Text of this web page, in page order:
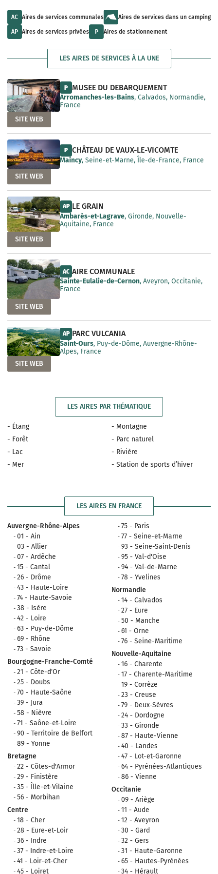
i
l
b
l
t
s
v
a
a
e
l
t
a
v
l
l
e
AC Aires de services communales Aires de services dans un camping
AP Aires de services privées P Aires de stationnement
LES AIRES DE SERVICES À LA UNE
P MUSEE DU DEBARQUEMENT
Arromanches-les-Bains, Calvados, Normandie,
France
SITE WEB
P CHÂTEAU DE VAUX-LE-VICOMTE
Maincy, Seine-et-Marne, Île-de-France, France
SITE WEB
AP LE GRAIN
Ambarès-et-Lagrave, Gironde, Nouvelle-
Aquitaine, France
SITE WEB
AC AIRE COMMUNALE
Sainte-Eulalie-de-Cernon, Aveyron, Occitanie,
France
SITE WEB
AP PARC VULCANIA
Saint-Ours, Puy-de-Dôme, Auvergne-Rhône-
Alpes, France
SITE WEB
LES AIRES PAR THÉMATIQUE
- Étang
- Forêt
- Lac
- Mer
- Montagne
- Parc naturel
- Rivière
- Station de sports d’hiver
LES AIRES EN FRANCE
Auvergne-Rhône-Alpes
01 - Ain
03 - Allier
07 - Ardêche
15 - Cantal
26 - Drôme
43 - Haute-Loire
74 - Haute-Savoie
38 - Isère
42 - Loire
63 - Puy-de-Dôme
69 - Rhône
73 - Savoie
Bourgogne-Franche-Comté
21 - Côte-d'Or
25 - Doubs
70 - Haute-Saône
39 - Jura
58 - Nièvre
71 - Saône-et-Loire
90 - Territoire de Belfort
89 - Yonne
Bretagne
22 - Côtes-d'Armor
29 - Finistère
35 - Îlle-et-Vilaine
56 - Morbihan
Centre
18 - Cher
28 - Eure-et-Loir
36 - Indre
37 - Indre-et-Loire
41 - Loir-et-Cher
45 - Loiret
75 - Paris
77 - Seine-et-Marne
93 - Seine-Saint-Denis
95 - Val-d'Oise
94 - Val-de-Marne
78 - Yvelines
Normandie
14 - Calvados
27 - Eure
50 - Manche
61 - Orne
76 - Seine-Maritime
Nouvelle-Aquitaine
16 - Charente
17 - Charente-Maritime
19 - Corrèze
23 - Creuse
79 - Deux-Sèvres
24 - Dordogne
33 - Gironde
87 - Haute-Vienne
40 - Landes
47 - Lot-et-Garonne
64 - Pyrénées-Atlantiques
86 - Vienne
Occitanie
09 - Ariège
11 - Aude
12 - Aveyron
30 - Gard
32 - Gers
31 - Haute-Garonne
65 - Hautes-Pyrénées
34 - Hérault